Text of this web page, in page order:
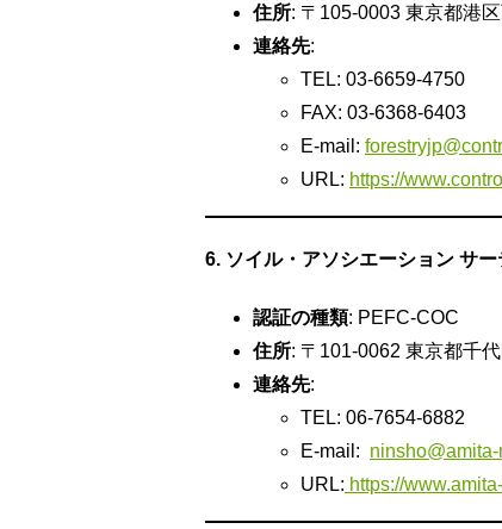
住所: 〒105-0003 東京都港
連絡先:
TEL: 03-6659-4750
FAX: 03-6368-6403
E-mail:
URL: https://
6. ソイル・アソシエーション サ
認証の種類: PEFC-COC
住所: 〒101-0062 東京都千
連絡先:
TEL: 06-7654-6882
E-mail:
URL: https://